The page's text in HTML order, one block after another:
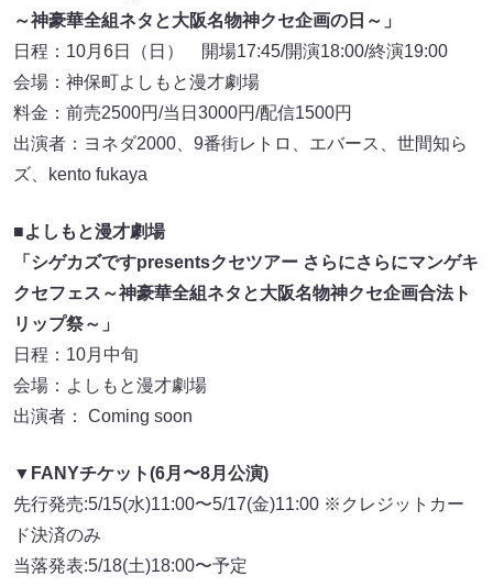
～神豪華全組ネタと大阪名物神クセ企画の日～」
日程：10月6日（日） 開場17:45/開演18:00/終演19:00
会場：神保町よしもと漫才劇場
料金：前売2500円/当日3000円/配信1500円
出演者：ヨネダ2000、9番街レトロ、エバース、世間知ら
ズ、kento fukaya
■よしもと漫才劇場
「シゲカズですpresentsクセツアー さらにさらにマンゲキ
クセフェス～神豪華全組ネタと大阪名物神クセ企画合法ト
リップ祭～」
日程：10月中旬
会場：よしもと漫才劇場
出演者： Coming soon
▼FANYチケット(6月〜8月公演)
先行発売:5/15(水)11:00〜5/17(金)11:00 ※クレジットカー
ド決済のみ
当落発表:5/18(土)18:00〜予定